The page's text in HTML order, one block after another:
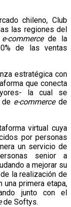
chileno, Club
las regiones del
e-commercede la
de las ventas
estratégica con
que conecta
la cual se
de e-commercede
virtual cuya
por personas
un servicio de
senior a
a mejorar su
la realización de
primera etapa,
junto con el
de Softys.